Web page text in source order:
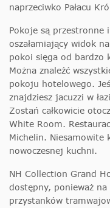
naprzeciwko Pałacu
Pokoje są przestronne
oszałamiający widok
pokoi sięga od bardzo
Można znaleźć
pokoju hotelowego.
znajdziesz jacuzzi w
Zostań całkowicie
White Room.
Michelin. Niesamowite
nowoczesnej kuchni.
NH Collection Grand
dostępny, ponieważ
przystanków